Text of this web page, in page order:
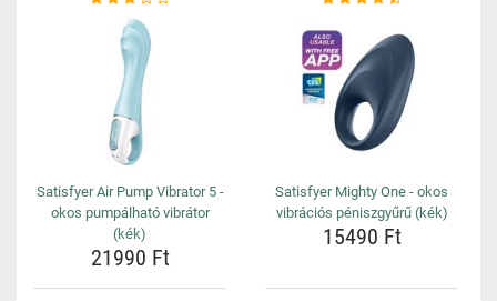
Satisfyer Air Pump Vibrator 5 -
okos pumpálható vibrátor
(kék)
21990 Ft
Satisfyer Mighty One - okos
vibrációs péniszgyűrű (kék)
15490 Ft